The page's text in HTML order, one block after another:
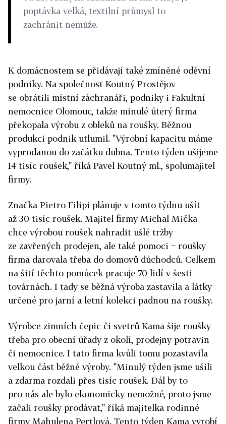
poptávka velká, textilní průmysl to
zachránit nemůže.
K domácnostem se přidávají také zmíněné oděvní
podniky. Na společnost Koutný Prostějov
se obrátili místní záchranáři, podniky i Fakultní
nemocnice Olomouc, takže minulé úterý firma
překopala výrobu z obleků na roušky. Běžnou
produkci podnik utlumil. "Výrobní kapacitu máme
vyprodanou do začátku dubna. Tento týden ušijeme
14 tisíc roušek," říká Pavel Koutný ml., spolumajitel
firmy.
Značka Pietro Filipi plánuje v tomto týdnu ušít
až 30 tisíc roušek. Majitel firmy Michal Mička
chce výrobou roušek nahradit ušlé tržby
ze zavřených prodejen, ale také pomoci − roušky
firma darovala třeba do domovů důchodců. Celkem
na šití těchto pomůcek pracuje 70 lidí v šesti
továrnách. I tady se běžná výroba zastavila a látky
určené pro jarní a letní kolekci padnou na roušky.
Výrobce zimních čepic či svetrů Kama šije roušky
třeba pro obecní úřady z okolí, prodejny potravin
či nemocnice. I tato firma kvůli tomu pozastavila
velkou část běžné výroby. "Minulý týden jsme ušili
a zdarma rozdali přes tisíc roušek. Dál by to
pro nás ale bylo ekonomicky nemožné, proto jsme
začali roušky prodávat," říká majitelka rodinné
firmy Mahulena Pertlová. Tento týden Kama vyrobí